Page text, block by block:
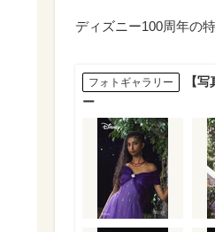
ディズニー100周年の
フォトギャラリー
【
ー